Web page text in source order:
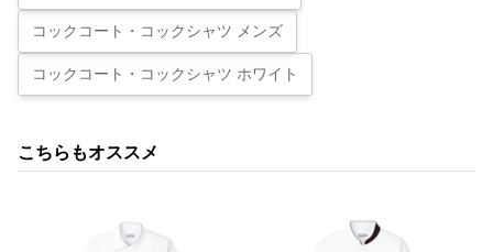
コックコート・コックシャツ メンズ
コックコート・コックシャツ ホワイト
こちらもオススメ